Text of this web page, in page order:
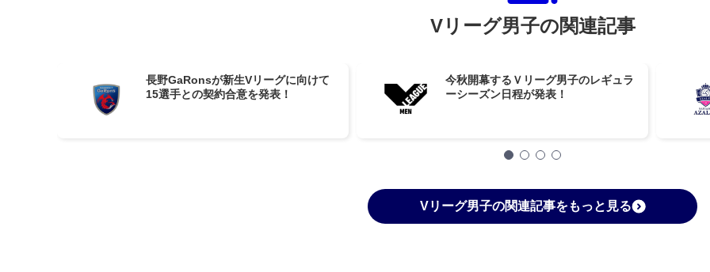
Vリーグ男子の関連記事
長野GaRonsが新生Vリーグに向けて
15選手との契約合意を発表！
今秋開幕するＶリーグ男子のレギュラ
ーシーズン日程が発表！
Vリーグ男子の関連記事をもっと見る